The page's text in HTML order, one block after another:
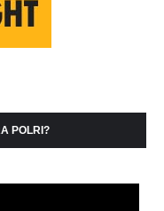
POLRI?